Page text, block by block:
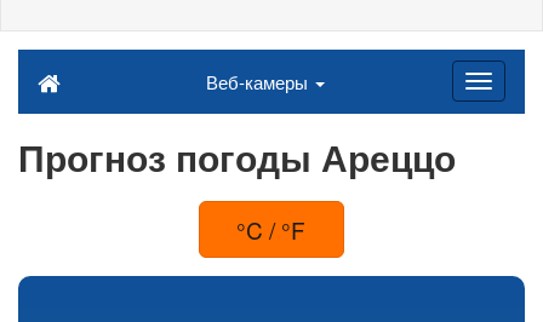
Веб-камеры
Прогноз погоды Ареццо
°C / °F